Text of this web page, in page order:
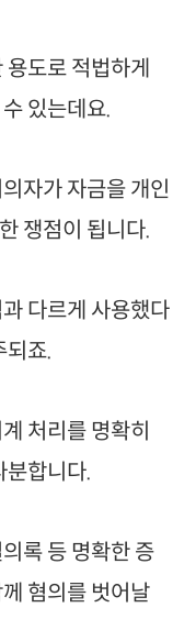
도로 적법하게
있는데요.
자가 자금을 개인
쟁점이 됩니다.
다르게 사용했다
되죠.
처리를 명확히
분합니다.
록 등 명확한 증
혐의를 벗어날